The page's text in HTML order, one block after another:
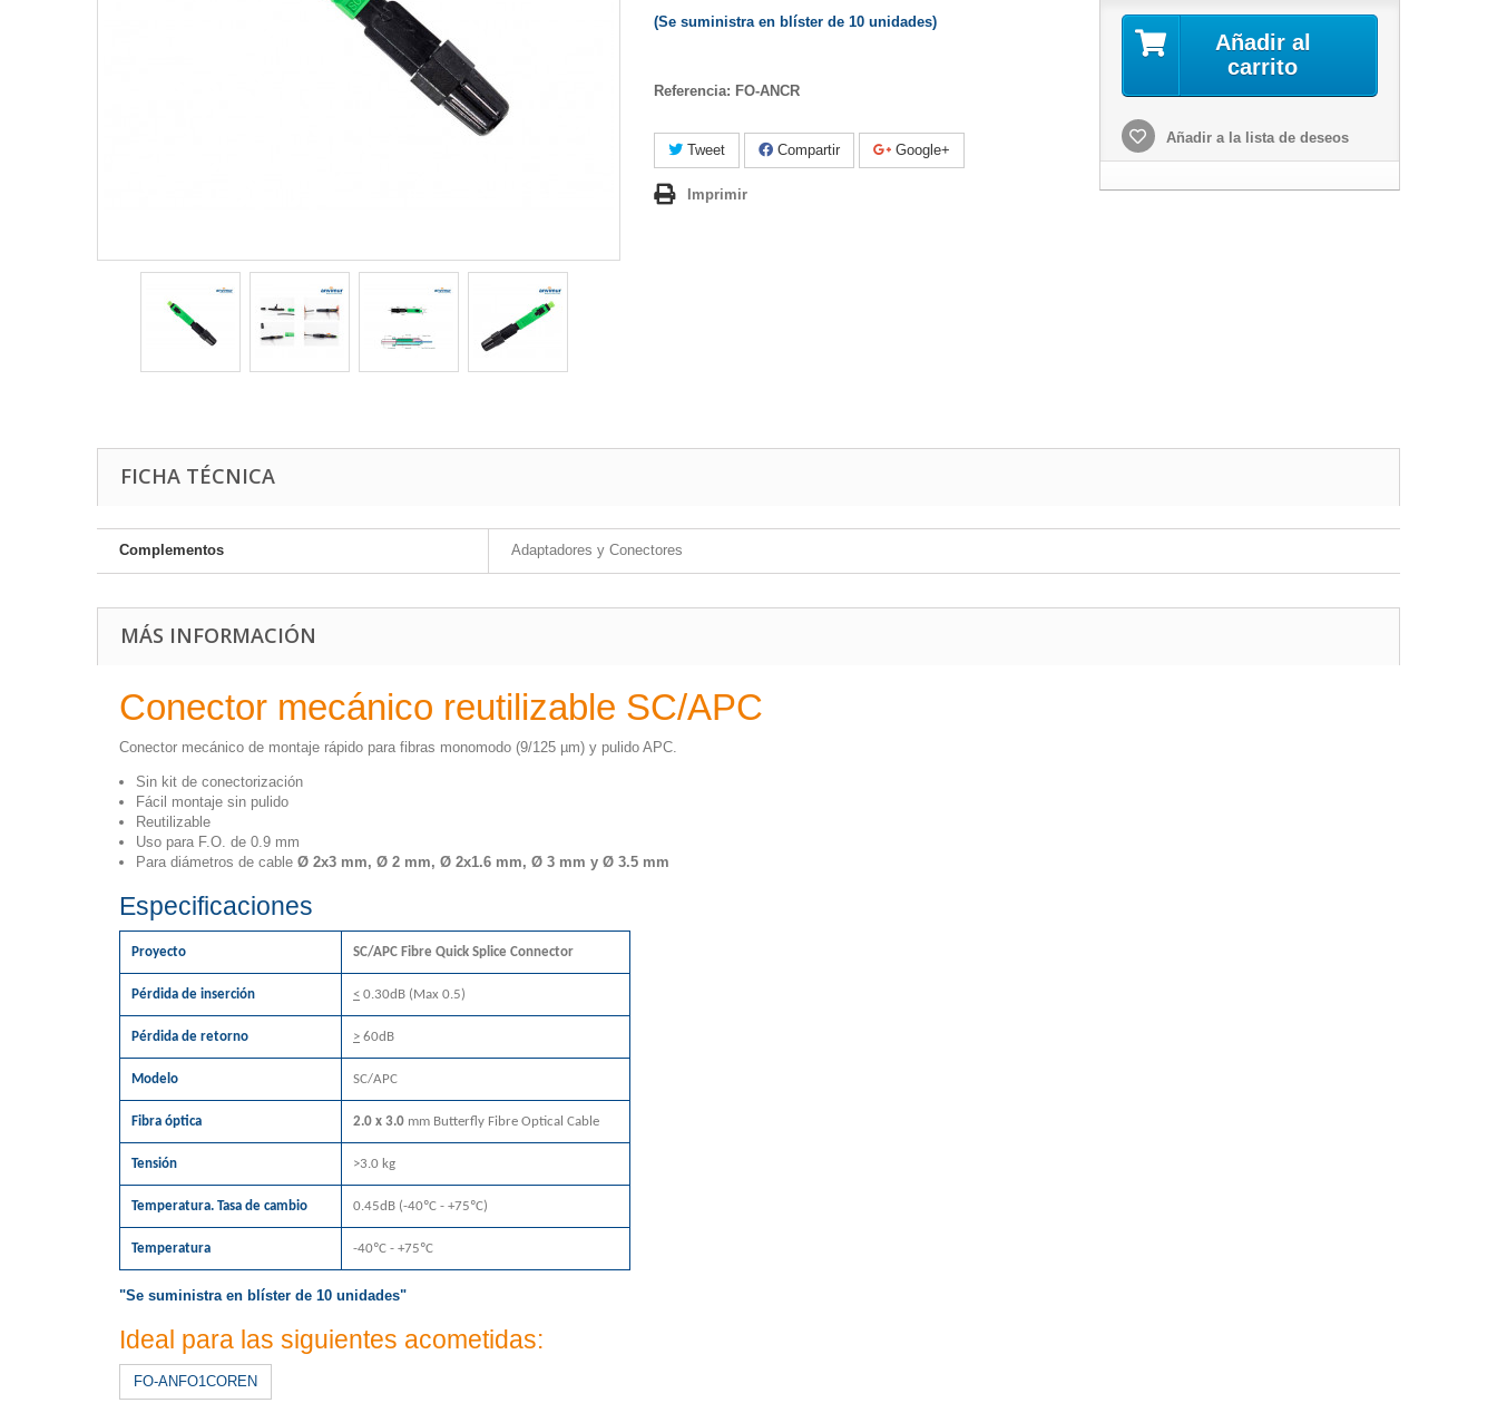
(Se suministra en blíster de 10 unidades)
Referencia: FO-ANCR
Tweet Compartir Google+
Imprimir
Añadir al
carrito
Añadir a la lista de deseos
FICHA TÉCNICA
Complementos Adaptadores y Conectores
MÁS INFORMACIÓN
Conector mecánico reutilizable SC/APC
Conector mecánico de montaje rápido para fibras monomodo (9/125 µm) y pulido APC.
Sin kit de conectorización
Fácil montaje sin pulido
Reutilizable
Uso para F.O. de 0.9 mm
Para diámetros de cable Ø 2x3 mm, Ø 2 mm, Ø 2x1.6 mm, Ø 3 mm y Ø 3.5 mm
Especificaciones
Proyecto SC/APC Fibre Quick Splice Connector
Pérdida de inserción < 0.30dB (Max 0.5)
Pérdida de retorno > 60dB
Modelo SC/APC
Fibra óptica 2.0 x 3.0 mm Butterfly Fibre Optical Cable
Tensión >3.0 kg
Temperatura. Tasa de cambio 0.45dB (-40ºC - +75ºC)
Temperatura -40ºC - +75ºC
"Se suministra en blíster de 10 unidades"
Ideal para las siguientes acometidas:
FO-ANFO1COREN